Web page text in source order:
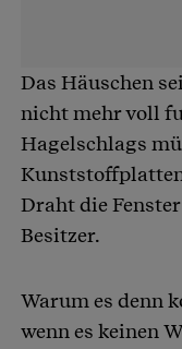
Das Häuschen
nicht mehr voll
Hagelschlags
Draht die
Besitzer.
Warum es denn
wenn es keinen